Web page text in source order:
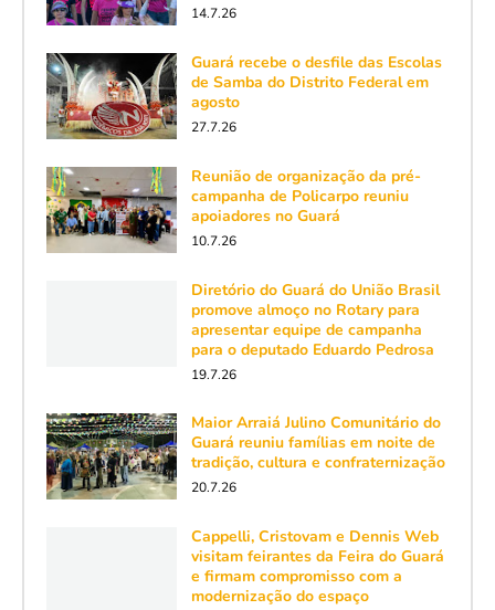
14.7.26
Guará recebe o desfile das Escolas
de Samba do Distrito Federal em
agosto
27.7.26
Reunião de organização da pré-
campanha de Policarpo reuniu
apoiadores no Guará
10.7.26
Diretório do Guará do União Brasil
promove almoço no Rotary para
apresentar equipe de campanha
para o deputado Eduardo Pedrosa
19.7.26
Maior Arraiá Julino Comunitário do
Guará reuniu famílias em noite de
tradição, cultura e confraternização
20.7.26
Cappelli, Cristovam e Dennis Web
visitam feirantes da Feira do Guará
e firmam compromisso com a
modernização do espaço